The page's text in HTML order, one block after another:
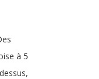
à 5